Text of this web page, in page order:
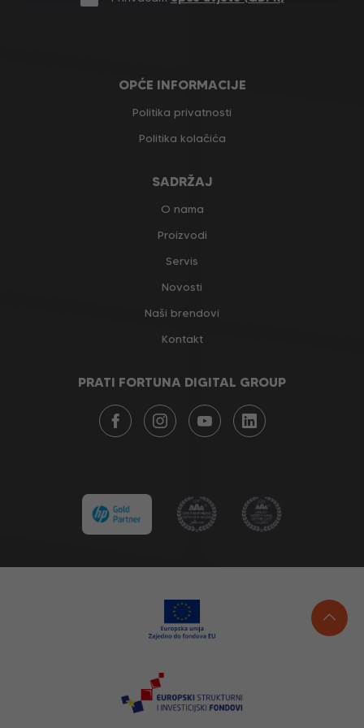
OPĆE INFORMACIJE
Politika privatnosti
Politika kolačića
SADRŽAJ
O nama
Proizvodi
Servis
Novosti
Naši brendovi
Kontakt
PRATI FORTUNA DIGITAL GROUP